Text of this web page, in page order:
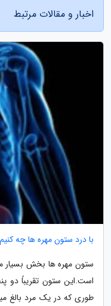
اخبار و مقالات مرتبط
با درد ستون مهره ها چه
ستون مهره ها بخش بسیار
است.این ستون تقریباً دو